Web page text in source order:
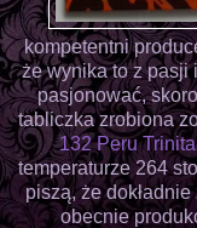
kompetentni
że wynika to z pasji
pasjonować,
tabliczka zrobiona
132 Peru
temperaturze 264
piszą, że
obecnie